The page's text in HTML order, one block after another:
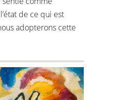
de ce qui est
adopterons cette